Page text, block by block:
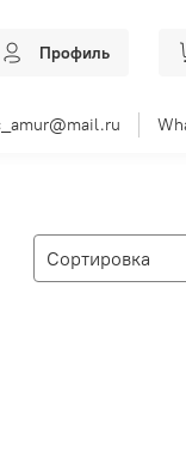
Профиль